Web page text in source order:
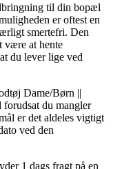
til din bopæl
er oftest en
smertefri. Den
være at hente
du lever lige ved
Dame/Børn ||
du mangler
er det aldeles vigtigt
ved den
1 dags fragt på en